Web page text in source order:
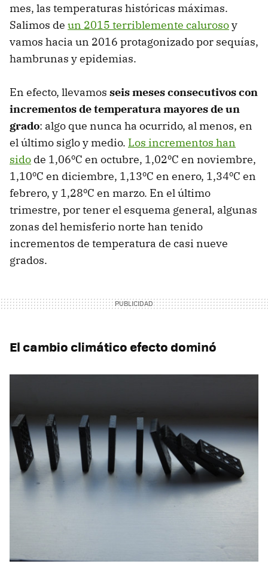
mes, las temperaturas históricas máximas.
Salimos de un 2015 terriblemente calurosoy
vamos hacia un 2016 protagonizado por sequías,
hambrunas y epidemias.
En efecto, llevamos seis meses consecutivos con
incrementos de temperatura mayores de un
grado: algo que nunca ha ocurrido, al menos, en
el último siglo y medio. Los incrementos han
sido de 1,06ºC en octubre, 1,02ºC en noviembre,
1,10ºC en diciembre, 1,13ºC en enero, 1,34ºC en
febrero, y 1,28ºC en marzo. En el último
trimestre, por tener el esquema general, algunas
zonas del hemisferio norte han tenido
incrementos de temperatura de casi nueve
grados.
El cambio climático efecto dominó